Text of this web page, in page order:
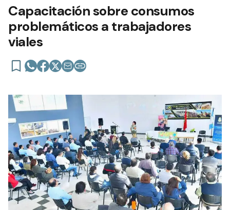
Capacitación sobre consumos
problemáticos a trabajadores
viales